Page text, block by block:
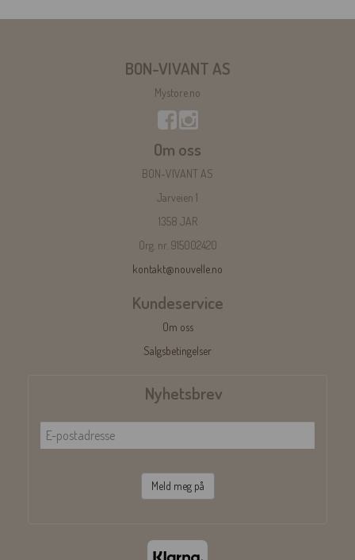
BON-VIVANT AS
Mystore.no
Om oss
BON-VIVANT AS
Jarveien 1
1358 JAR
Org. nr. 915002420
kontakt@nouvelle.no
Kundeservice
Om oss
Salgsbetingelser
Nyhetsbrev
Meld meg på